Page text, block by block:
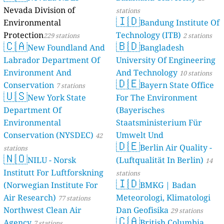
stations
🇮🇩Bandung Institute Of
Technology (ITB) 2 stations
🇧🇩Bangladesh
University Of Engineering
And Technology 10 stations
🇩🇪Bayern State Office
For The Environment
(Bayerisches
Staatsministerium Für
Umwelt Und
Verbraucherschutz) - LfU
46 stations
🇩🇪Berlin Air Quality -
(Luftqualität In Berlin) 14
stations
🇮🇩BMKG | Badan
Meteorologi, Klimatologi
Dan Geofisika 29 stations
🇨🇦
Nevada Division of
Environmental
Protection229 stations
🇨🇦New Foundland And
Labrador Department Of
Environment And
Conservation 7 stations
🇺🇸New York State
Department Of
Environmental
Conservation (NYSDEC) 42
stations
🇳🇴NILU - Norsk
Institutt For Luftforskning
(Norwegian Institute For
Air Research) 77 stations
Northwest Clean Air